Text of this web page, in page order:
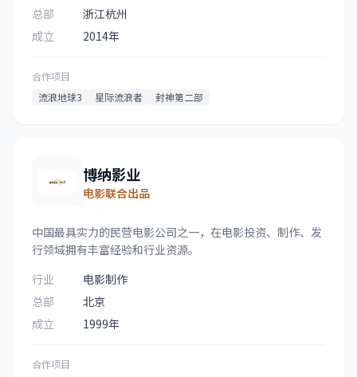
总部
浙江杭州
成立
2014年
合作项目
流浪地球3
星际流浪者 封神第二部
博纳影业
电影联合出品
中国最具实力的民营电影公司之一，在电影投资、制作、发
行领域拥有丰富经验和行业资源。
行业
电影制作
总部
北京
成立
1999年
合作项目